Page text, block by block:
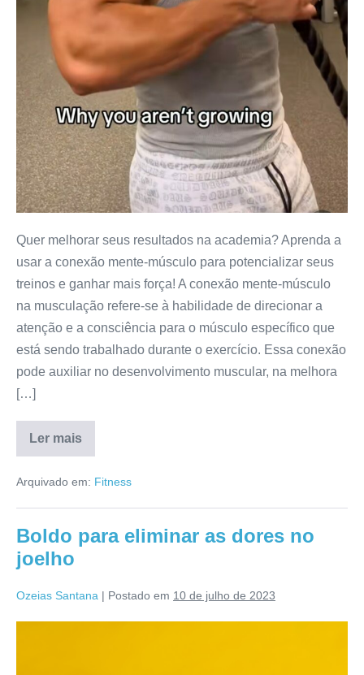
Quer melhorar seus resultados na academia? Aprenda a
usar a conexão mente-músculo para potencializar seus
treinos e ganhar mais força! A conexão mente-músculo
na musculação refere-se à habilidade de direcionar a
atenção e a consciência para o músculo específico que
está sendo trabalhado durante o exercício. Essa conexão
pode auxiliar no desenvolvimento muscular, na melhora
[…]
Ler mais
Como
utilizar
conexão
músculo
academia
Arquivado em: Fitness
Boldo para eliminar as dores no
joelho
Ozeias Santana | Postado em 10 de julho de 2023